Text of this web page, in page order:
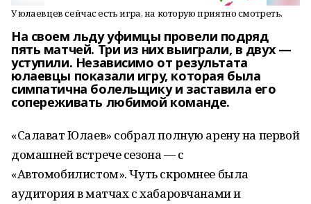
У юлаевцев сейчас есть игра, на которую приятно смотреть.
На своем льду уфимцы провели подряд
пять матчей. Три из них выиграли, в двух —
уступили. Независимо от результата
юлаевцы показали игру, которая была
симпатична болельщику и заставила его
сопереживать любимой команде.
«Салават Юлаев» собрал полную арену на первой
домашней встрече сезона — с
«Автомобилистом». Чуть скромнее была
аудитория в матчах с хабаровчанами и